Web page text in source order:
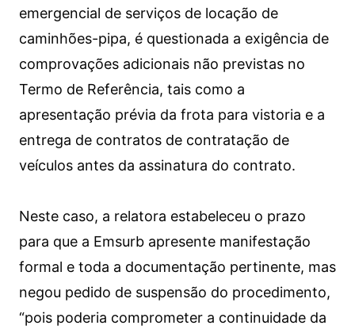
emergencial de serviços de locação de
caminhões-pipa, é questionada a exigência de
comprovações adicionais não previstas no
Termo de Referência, tais como a
apresentação prévia da frota para vistoria e a
entrega de contratos de contratação de
veículos antes da assinatura do contrato.
Neste caso, a relatora estabeleceu o prazo
para que a Emsurb apresente manifestação
formal e toda a documentação pertinente, mas
negou pedido de suspensão do procedimento,
“pois poderia comprometer a continuidade da